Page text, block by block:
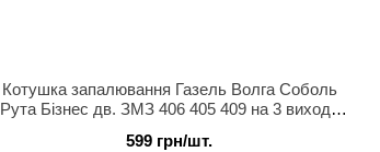
Котушка запалювання Газель Волга Соболь
Рута Бізнес дв. ЗМЗ 406 405 409 на 3 виходу
599 грн/шт.